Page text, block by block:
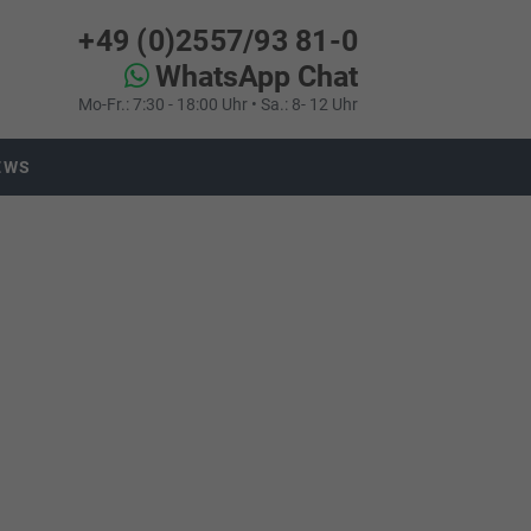
+49 (0)2557/93 81-0
WhatsApp Chat
Mo-Fr.: 7:30 - 18:00 Uhr • Sa.: 8- 12 Uhr